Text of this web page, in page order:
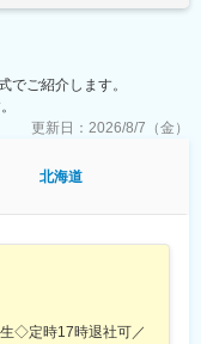
を展開しています。メ
受託、24時間365日体
大きな裁量権を与える
、ゆとりある働き方を
でご紹介します。
更新日： 2026/8/7（金）
北海道
◇定時17時退社可／